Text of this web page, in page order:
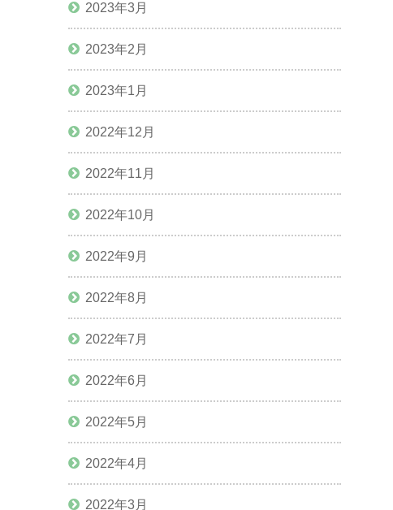
2023年3月
2023年2月
2023年1月
2022年12月
2022年11月
2022年10月
2022年9月
2022年8月
2022年7月
2022年6月
2022年5月
2022年4月
2022年3月